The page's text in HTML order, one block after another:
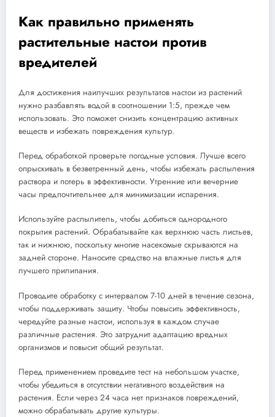
Как правильно применять
растительные настои против
вредителей
Для достижения наилучших результатов настои из растений
нужно разбавлять водой в соотношении 1:5, прежде чем
использовать. Это поможет снизить концентрацию активных
веществ и избежать повреждения культур.
Перед обработкой проверьте погодные условия. Лучше всего
опрыскивать в безветренный день, чтобы избежать распыления
раствора и потерь в эффективности. Утренние или вечерние
часы предпочтительнее для минимизации испарения.
Используйте распылитель, чтобы добиться однородного
покрытия растений. Обрабатывайте как верхнюю часть листьев,
так и нижнюю, поскольку многие насекомые скрываются на
задней стороне. Наносите средство на влажные листья для
лучшего прилипания.
Проводите обработку с интервалом 7-10 дней в течение сезона,
чтобы поддерживать защиту. Чтобы повысить эффективность,
чередуйте разные настои, используя в каждом случае
различные растения. Это затруднит адаптацию вредных
организмов и повысит общий результат.
Перед применением проведите тест на небольшом участке,
чтобы убедиться в отсутствии негативного воздействия на
растения. Если через 24 часа нет признаков повреждений,
можно обрабатывать другие культуры.